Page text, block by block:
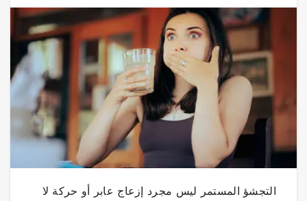
التجشؤ المستمر ليس مجرد إزعاج عابر أو حركة لا